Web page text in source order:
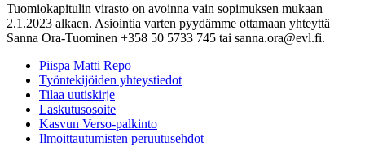
Tuomiokapitulin virasto on avoinna vain sopimuksen mukaan
2.1.2023 alkaen. Asiointia varten pyydämme ottamaan yhteyttä
Sanna Ora-Tuominen +358 50 5733 745 tai sanna.ora@evl.fi.
Piispa Matti Repo
Työntekijöiden yhteystiedot
Tilaa uutiskirje
Laskutusosoite
Kasvun Verso-palkinto
Ilmoittautumisten peruutusehdot